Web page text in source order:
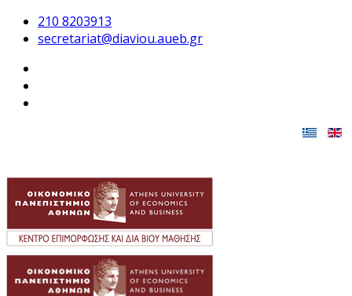
210 8203913
secretariat@diaviou.aueb.gr